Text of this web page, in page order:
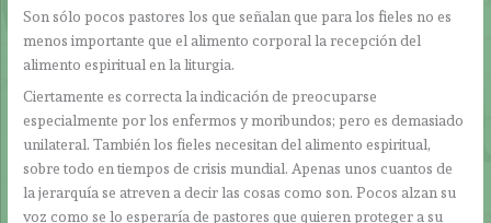
Son sólo pocos pastores los que señalan que para los fieles no es
menos importante que el alimento corporal la recepción del
alimento espiritual en la liturgia.
Ciertamente es correcta la indicación de preocuparse
especialmente por los enfermos y moribundos; pero es demasiado
unilateral. También los fieles necesitan del alimento espiritual,
sobre todo en tiempos de crisis mundial. Apenas unos cuantos de
la jerarquía se atreven a decir las cosas como son. Pocos alzan su
voz como se lo esperaría de pastores que quieren proteger a su